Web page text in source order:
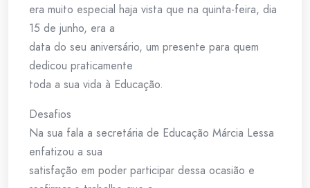
era muito especial haja vista que na quinta-feira, dia
15 de junho, era a
data do seu aniversário, um presente para quem
dedicou praticamente
toda a sua vida à Educação.
Desafios
Na sua fala a secretária de Educação Márcia Lessa
enfatizou a sua
satisfação em poder participar dessa ocasião e